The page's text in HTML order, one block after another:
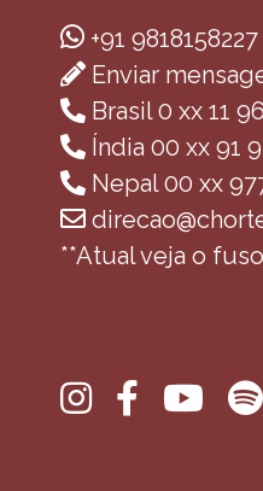
+91 9818158227
Enviar
Brasil 0 xx 11
Índia 00 xx 91
Nepal 00 xx
**Atual veja o